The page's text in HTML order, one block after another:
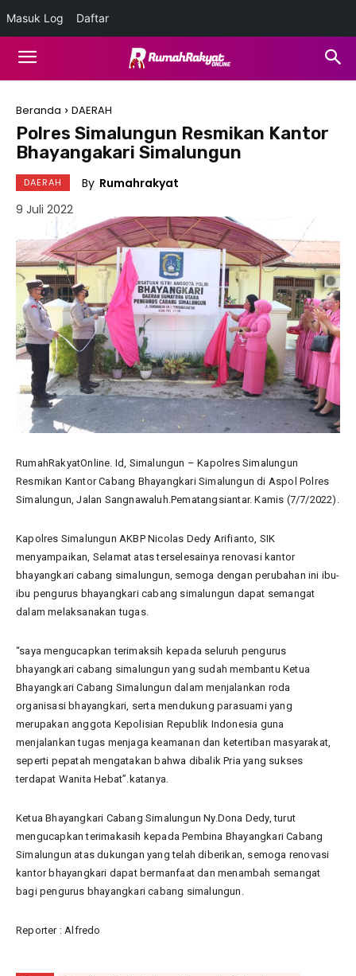
Beranda DAERAH
Polres Simalungun Resmikan Kantor
Bhayangakari Simalungun
DAERAH By Rumahrakyat
9 Juli 2022
RumahRakyatOnline. Id, Simalungun – Kapolres Simalungun
Resmikan Kantor Cabang Bhayangkari Simalungun di Aspol Polres
Simalungun, Jalan Sangnawaluh.Pematangsiantar. Kamis (7/7/2022).
Kapolres Simalungun AKBP Nicolas Dedy Arifianto, SIK
menyampaikan, Selamat atas terselesainya renovasi kantor
bhayangkari cabang simalungun, semoga dengan perubahan ini ibu-
ibu pengurus bhayangkari cabang simalungun dapat semangat
dalam melaksanakan tugas.
“saya mengucapkan terimaksih kepada seluruh pengurus
bhayangkari cabang simalungun yang sudah membantu Ketua
Bhayangkari Cabang Simalungun dalam menjalankan roda
organisasi bhayangkari, serta mendukung parasuami yang
merupakan anggota Kepolisian Republik Indonesia guna
menjalankan tugas menjaga keamanan dan ketertiban masyarakat,
seperti pepatah mengatakan bahwa dibalik Pria yang sukses
terdapat Wanita Hebat”.katanya.
Ketua Bhayangkari Cabang Simalungun Ny.Dona Dedy, turut
mengucapkan terimakasih kepada Pembina Bhayangkari Cabang
Simalungun atas dukungan yang telah diberikan, semoga renovasi
kantor bhayangkari dapat bermanfaat dan menambah semangat
bagi pengurus bhayangkari cabang simalungun.
Reporter : Alfredo
Masuk Log Daftar